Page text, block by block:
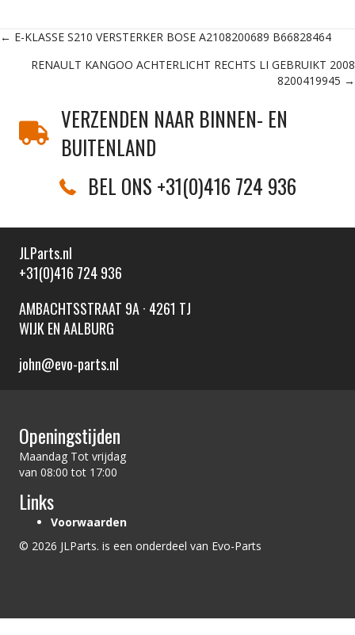
Posts
navigation
← E-KLASSE S210 VERSTERKER BOSE A2108200689 B66828464
RENAULT KANGOO ACHTERLICHT RECHTS LI GEBRUIKT 2008
8200419945 →
VERZENDEN NAAR BINNEN- EN
BUITENLAND
BEL ONS +31(0)416 724 936
JLParts.nl
+31(0)416 724 936
AMBACHTSSTRAAT 9A · 4261 TJ
WIJK EN AALBURG
john@evo-parts.nl
Openingstijden
Maandag Tot vrijdag
van 08:00 tot 17:00
Links
Voorwaarden
© 2026 JLParts. is een onderdeel van Evo-Parts